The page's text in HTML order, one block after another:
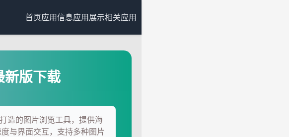
首页应用信息应用展示相关应用
版下载
造的图片浏览工具，提供海
与界面交互，支持多种图片